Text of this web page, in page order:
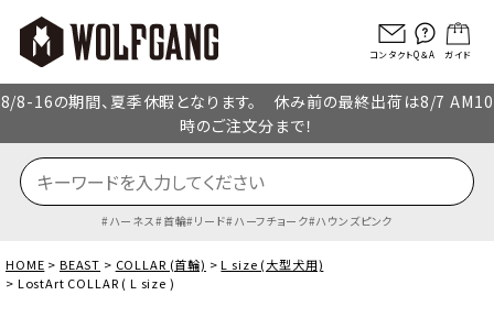
コンタクトQ＆A ガイド
8/8-16の期間、夏季休暇となります。 休み前の最終出荷は8/7 AM10
時のご注文分まで！
ハーネス 首輪 リード ハーフチョーク ハウンズピンク
HOME BEAST COLLAR (首輪)
L size (大型犬用)
LostArt COLLAR ( L size )